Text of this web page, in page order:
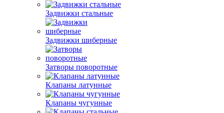
Задвижки стальные
Задвижки шиберные
Затворы поворотные
Клапаны латунные
Клапаны чугунные